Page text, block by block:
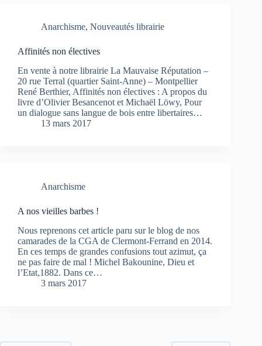
Anarchisme, Nouveautés librairie
Affinités non électives
En vente à notre librairie La Mauvaise Réputation –
20 rue Terral (quartier Saint-Anne) – Montpellier
René Berthier, Affinités non électives : A propos du
livre d’Olivier Besancenot et Michaël Löwy, Pour
un dialogue sans langue de bois entre libertaires…
13 mars 2017
Anarchisme
A nos vieilles barbes !
Nous reprenons cet article paru sur le blog de nos
camarades de la CGA de Clermont-Ferrand en 2014.
En ces temps de grandes confusions tout azimut, ça
ne pas faire de mal ! Michel Bakounine, Dieu et
l’Etat,1882. Dans ce…
3 mars 2017